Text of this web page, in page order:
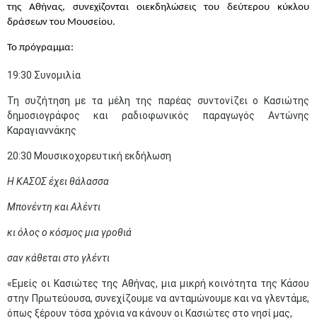
της Αθήνας, συνεχίζονται οιεκδηλώσεις του δεύτερου κύκλου
δράσεων του Μουσείου.
Το πρόγραμμα:
19:30 Συνομιλία
Τη συζήτηση με τα μέλη της παρέας συντονίζει ο Κασιώτης
δημοσιογράφος και ραδιοφωνικός παραγωγός Αντώνης
Καραγιαννάκης
20:30 Μουσικοχορευτική εκδήλωση
Η ΚΑΣΟΣ έχει θάλασσα
Μπονέντη και Αλέντι
κι όλος ο κόσμος μια γροθιά
σαν κάθεται στο γλέντι
«Εμείς οι Κασιώτες της Αθήνας, μια μικρή κοινότητα της Κάσου
στην Πρωτεύουσα, συνεχίζουμε να ανταμώνουμε και να γλεντάμε,
όπως ξέρουν τόσα χρόνια να κάνουν οι Κασιώτες στο νησί μας,